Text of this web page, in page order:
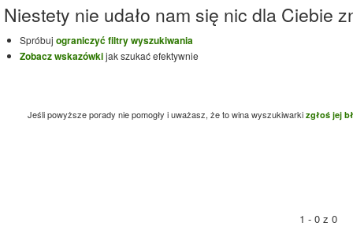
Niestety nie udało nam się nic dla Ciebie
Spróbuj ograniczyć filtry wyszukiwania
Zobacz wskazówkijak szukać efektywnie
Jeśli powyższe porady nie pomogły i uważasz, że to wina wyszukiwarki zgłoś jej
1 - 0 z 0